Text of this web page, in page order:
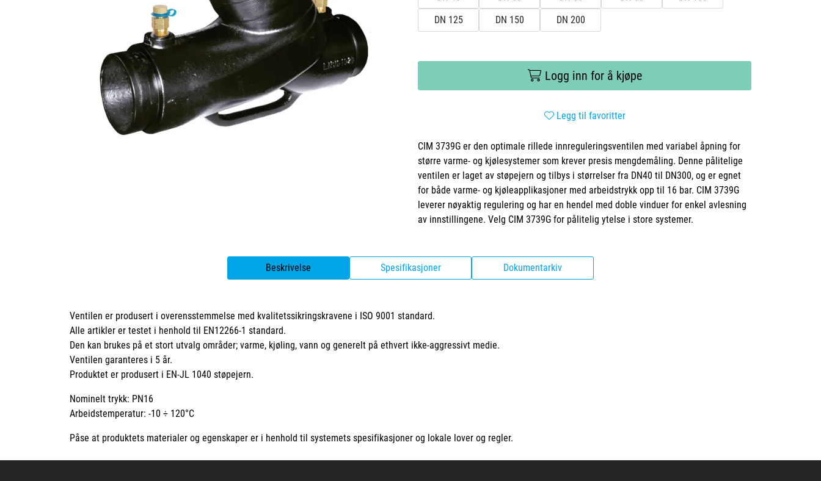
DN 125
DN 150 DN 200
Logg inn for å kjøpe
Legg til favoritter
CIM 3739G er den optimale rillede innreguleringsventilen med variabel åpning for
større varme- og kjølesystemer som krever presis mengdemåling. Denne pålitelige
ventilen er laget av støpejern og tilbys i størrelser fra DN40 til DN300, og er egnet
for både varme- og kjøleapplikasjoner med arbeidstrykk opp til 16 bar. CIM 3739G
leverer nøyaktig regulering og har en hendel med doble vinduer for enkel avlesning
av innstillingene. Velg CIM 3739G for pålitelig ytelse i store systemer.
Beskrivelse Spesifikasjoner Dokumentarkiv
Ventilen er produsert i overensstemmelse med kvalitetssikringskravene i ISO 9001 standard.
Alle artikler er testet i henhold til EN12266-1 standard.
Den kan brukes på et stort utvalg områder; varme, kjøling, vann og generelt på ethvert ikke-aggressivt medie.
Ventilen garanteres i 5 år.
Produktet er produsert i EN-JL 1040 støpejern.
Nominelt trykk: PN16
Arbeidstemperatur: -10 ÷ 120°C
Påse at produktets materialer og egenskaper er i henhold til systemets spesifikasjoner og lokale lover og regler.